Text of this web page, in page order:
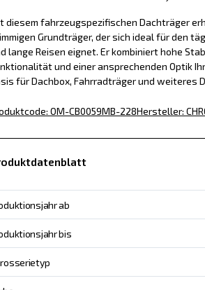
diesem fahrzeugspezifischen Dachträger
Grundträger, der sich ideal für den
lange Reisen eignet. Er kombiniert hohe
und einer ansprechenden Optik
für Dachbox, Fahrradträger und weiteres
: OM-CB0059MB-228Hersteller:
ab
bis